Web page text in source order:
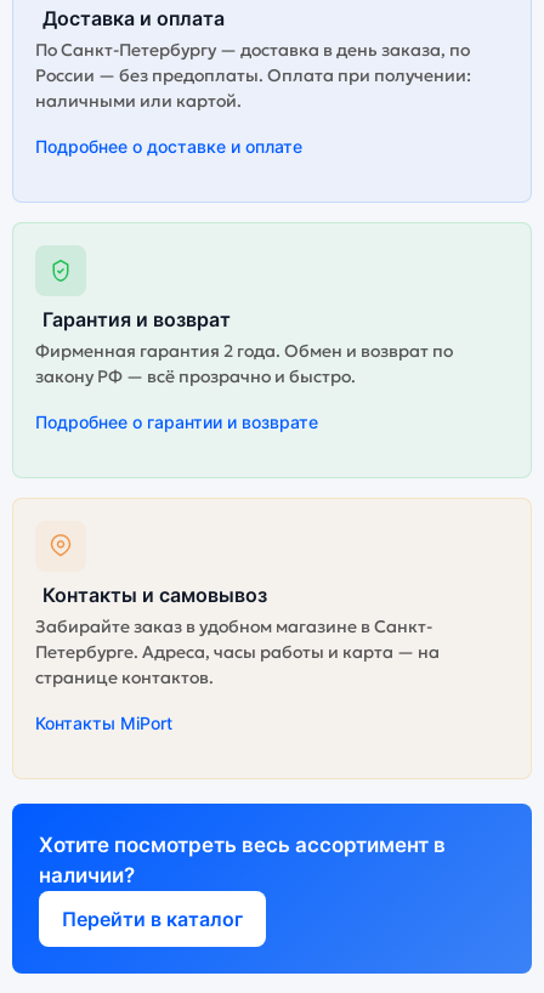
Огромный выбор
цветов и моделей
Высокое качество
Стоимость смартфона
Ultra 5G (nano
SIM+eSIM) 16Gb/1Tb
Titanium Whitesilver
Существует не оригинальная и оригинальная версия
смартфона Samsung Galaxy S25 Ultra 5G (nano
Титан). Мы рекомендуем выбирать оригинальной
может стоить дешевле, но корректная работа
Доставка и оплата
По Санкт-Петербургу — доставка в день заказа, по
России — без предоплаты. Оплата при получении:
наличными или картой.
Подробнее о доставке и оплате
Гарантия и возврат
Фирменная гарантия 2 года. Обмен и возврат по
закону РФ — всё прозрачно и быстро.
Подробнее о гарантии и возврате
Контакты и самовывоз
Забирайте заказ в удобном магазине в Санкт-
Петербурге. Адреса, часы работы и карта — на
странице контактов.
Контакты MiPort
Хотите посмотреть весь ассортимент в
наличии?
Перейти в каталог